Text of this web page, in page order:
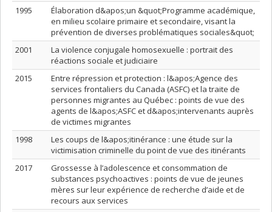
1995
Élaboration d&apos;un &quot;Programme académique,
en milieu scolaire primaire et secondaire, visant la
prévention de diverses problématiques sociales&quot;
2001
La violence conjugale homosexuelle : portrait des
réactions sociale et judiciaire
2015
Entre répression et protection : l&apos;Agence des
services frontaliers du Canada (ASFC) et la traite de
personnes migrantes au Québec : points de vue des
agents de l&apos;ASFC et d&apos;intervenants auprès
de victimes migrantes
1998
Les coups de l&apos;itinérance : une étude sur la
victimisation criminelle du point de vue des itinérants
2017
Grossesse à l’adolescence et consommation de
substances psychoactives : points de vue de jeunes
mères sur leur expérience de recherche d’aide et de
recours aux services